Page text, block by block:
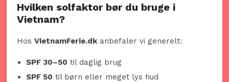
Hvilken solfaktor bør du bruge i
Vietnam?
HosVietnamFerie.dkanbefaler vi generelt:
SPF 30–50 til daglig brug
SPF 50 til børn eller meget lys hud